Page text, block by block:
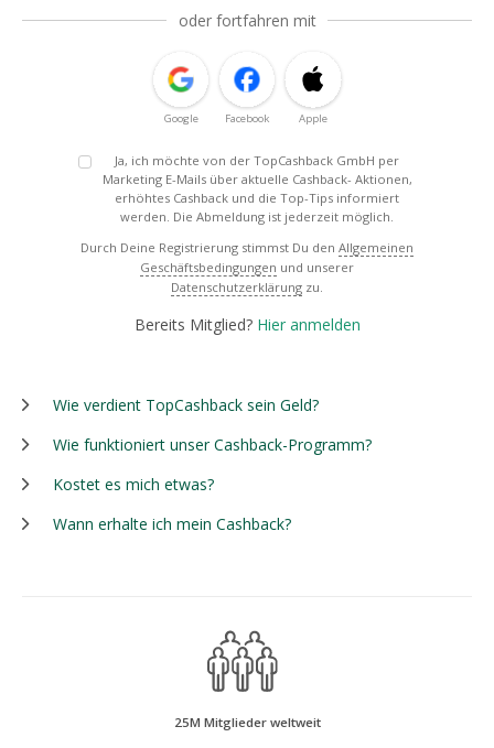
oder fortfahren mit
Google Facebook Apple
Ja, ich möchte von der TopCashback GmbH per
Marketing E-Mails über aktuelle Cashback- Aktionen,
erhöhtes Cashback und die Top-Tips informiert
werden. Die Abmeldung ist jederzeit möglich.
Durch Deine Registrierung stimmst Du den Allgemeinen
Geschäftsbedingungen und unserer
Datenschutzerklärung zu.
Bereits Mitglied? Hier anmelden
Wie verdient TopCashback sein Geld?
Wie funktioniert unser Cashback-Programm?
Kostet es mich etwas?
Wann erhalte ich mein Cashback?
25M Mitglieder weltweit